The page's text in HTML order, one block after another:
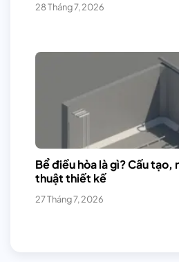
28 Tháng 7, 2026
Bể điều hòa là gì? Cấu tạo,
thuật thiết kế
27 Tháng 7, 2026